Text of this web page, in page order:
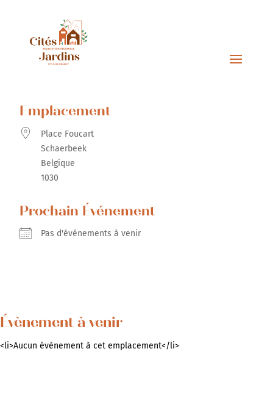
Emplacement
Place Foucart
Schaerbeek
Belgique
1030
Prochain Événement
Pas d'événements à venir
Évènement à venir
<li>Aucun évènement à cet emplacement</li>